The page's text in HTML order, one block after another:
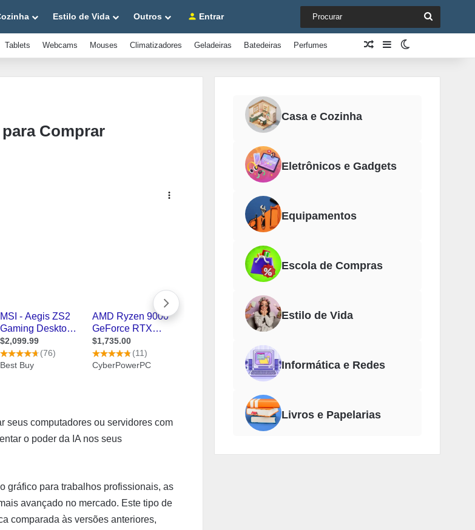
Estilo de Vida Outros Entrar
Tablets Webcams Mouses Climatizadores Geladeiras Batedeiras Perfumes Artigo aleatório
Barra Lateral
Comprar
seus computadores ou servidores com
o poder da IA nos seus
gráfico para trabalhos profissionais, as
avançado no mercado. Este tipo de
comparada às versões anteriores,
Casa e Cozinha
Eletrônicos e Gadgets
Equipamentos
Escola de Compras
Estilo de Vida
Informática e Redes
Livros e Papelarias